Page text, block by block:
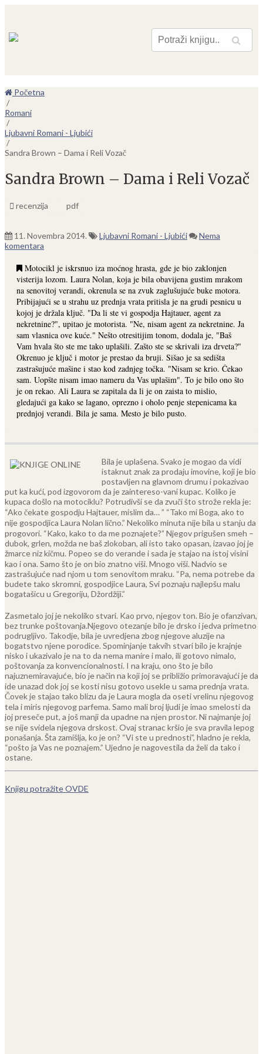
Pretraga
Početna
/
Romani
/
Ljubavni Romani - Ljubići
/
Sandra Brown – Dama i Reli Vozač
Sandra Brown – Dama i Reli Vozač
recenzija pdf
11. Novembra 2014. Ljubavni Romani - Ljubići
Nema
komentara
Motocikl je iskrsnuo iza moćnog hrasta, gde je bio zaklonjen
visterija lozom. Laura Nolan, koja je bila obavijena gustim mrakom
na senovitoj verandi, okrenula se na zvuk zaglušujuće buke motora.
Pribijajući se u strahu uz prednja vrata pritisla je na grudi pesnicu u
kojoj je držala ključ. "Da li ste vi gospodja Hajtauer, agent za
nekretnine?", upitao je motorista. "Ne, nisam agent za nekretnine. Ja
sam vlasnica ove kuće." Nešto otresitijim tonom, dodala je, "Baš
Vam hvala što ste me tako uplašili. Zašto ste se skrivali iza drveta?"
Okrenuo je ključ i motor je prestao da bruji. Sišao je sa sedišta
zastrašujuće mašine i stao kod zadnjeg točka. "Nisam se krio. Čekao
sam. Uopšte nisam imao nameru da Vas uplašim". To je bilo ono što
je on rekao. Ali Laura se zapitala da li je on zaista to mislio,
gledajući ga kako se lagano, oprezno i oholo penje stepenicama ka
prednjoj verandi. Bila je sama. Mesto je bilo pusto.
Bila je uplašena. Svako je mogao da vidi
istaknut znak za prodaju imovine, koji je bio
postavljen na glavnom drumu i pokazivao
put ka kući, pod izgovorom da je zaintereso-vani kupac. Koliko je
kupaca došlo na motociklu? Potrudivši se da zvuči što strože rekla je:
“Ako čekate gospodju Hajtauer, mislim da… ” “Tako mi Boga, ako to
nije gospodjica Laura Nolan lično.” Nekoliko minuta nije bila u stanju da
progovori. “Kako, kako to da me poznajete?” Njegov prigušen smeh –
dubok, grlen, možda ne baš zlokoban, ali isto tako opasan, izavao joj je
žmarce niz kičmu. Popeo se do verande i sada je stajao na istoj visini
kao i ona. Samo što je on bio znatno viši. Mnogo viši. Nadvio se
zastrašujuće nad njom u tom senovitom mraku. “Pa, nema potrebe da
budete tako skromni, gospodjice Laura, Svi poznaju najlepšu malu
bogatašicu u Gregoriju, Džordžiji.”
Zasmetalo joj je nekoliko stvari. Kao prvo, njegov ton. Bio je ofanzivan,
bez trunke poštovanja.Njegovo otezanje bilo je drsko i jedva primetno
podrugljivo. Takodje, bila je uvredjena zbog njegove aluzije na
bogatstvo njene porodice. Spominjanje takvih stvari bilo je krajnje
nisko i ukazivalo je na to da nema manire i malo, ili gotovo nimalo,
poštovanja za konvencionalnosti. I na kraju, ono što je bilo
najuznemiravajuće, bio je način na koji joj se približio primoravajući je da
ide unazad dok joj se kosti nisu gotovo usekle u sama prednja vrata.
Čovek je stajao tako blizu da je Laura mogla da oseti vrelinu njegovog
tela i miris njegovog parfema. Samo mali broj ljudi je imao smelosti da
joj preseče put, a još manji da upadne na njen prostor. Ni najmanje joj
se nije svidela njegova drskost. Ovaj stranac kršio je sva pravila lepog
ponašanja. Šta zamišlja, ko je on? “Vi ste u prednosti”, hladno je rekla,
“pošto ja Vas ne poznajem.” Ujedno je nagovestila da želi da tako i
ostane.
Knjigu potražite OVDE